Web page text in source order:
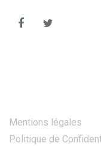
Mentions légales
Politique de